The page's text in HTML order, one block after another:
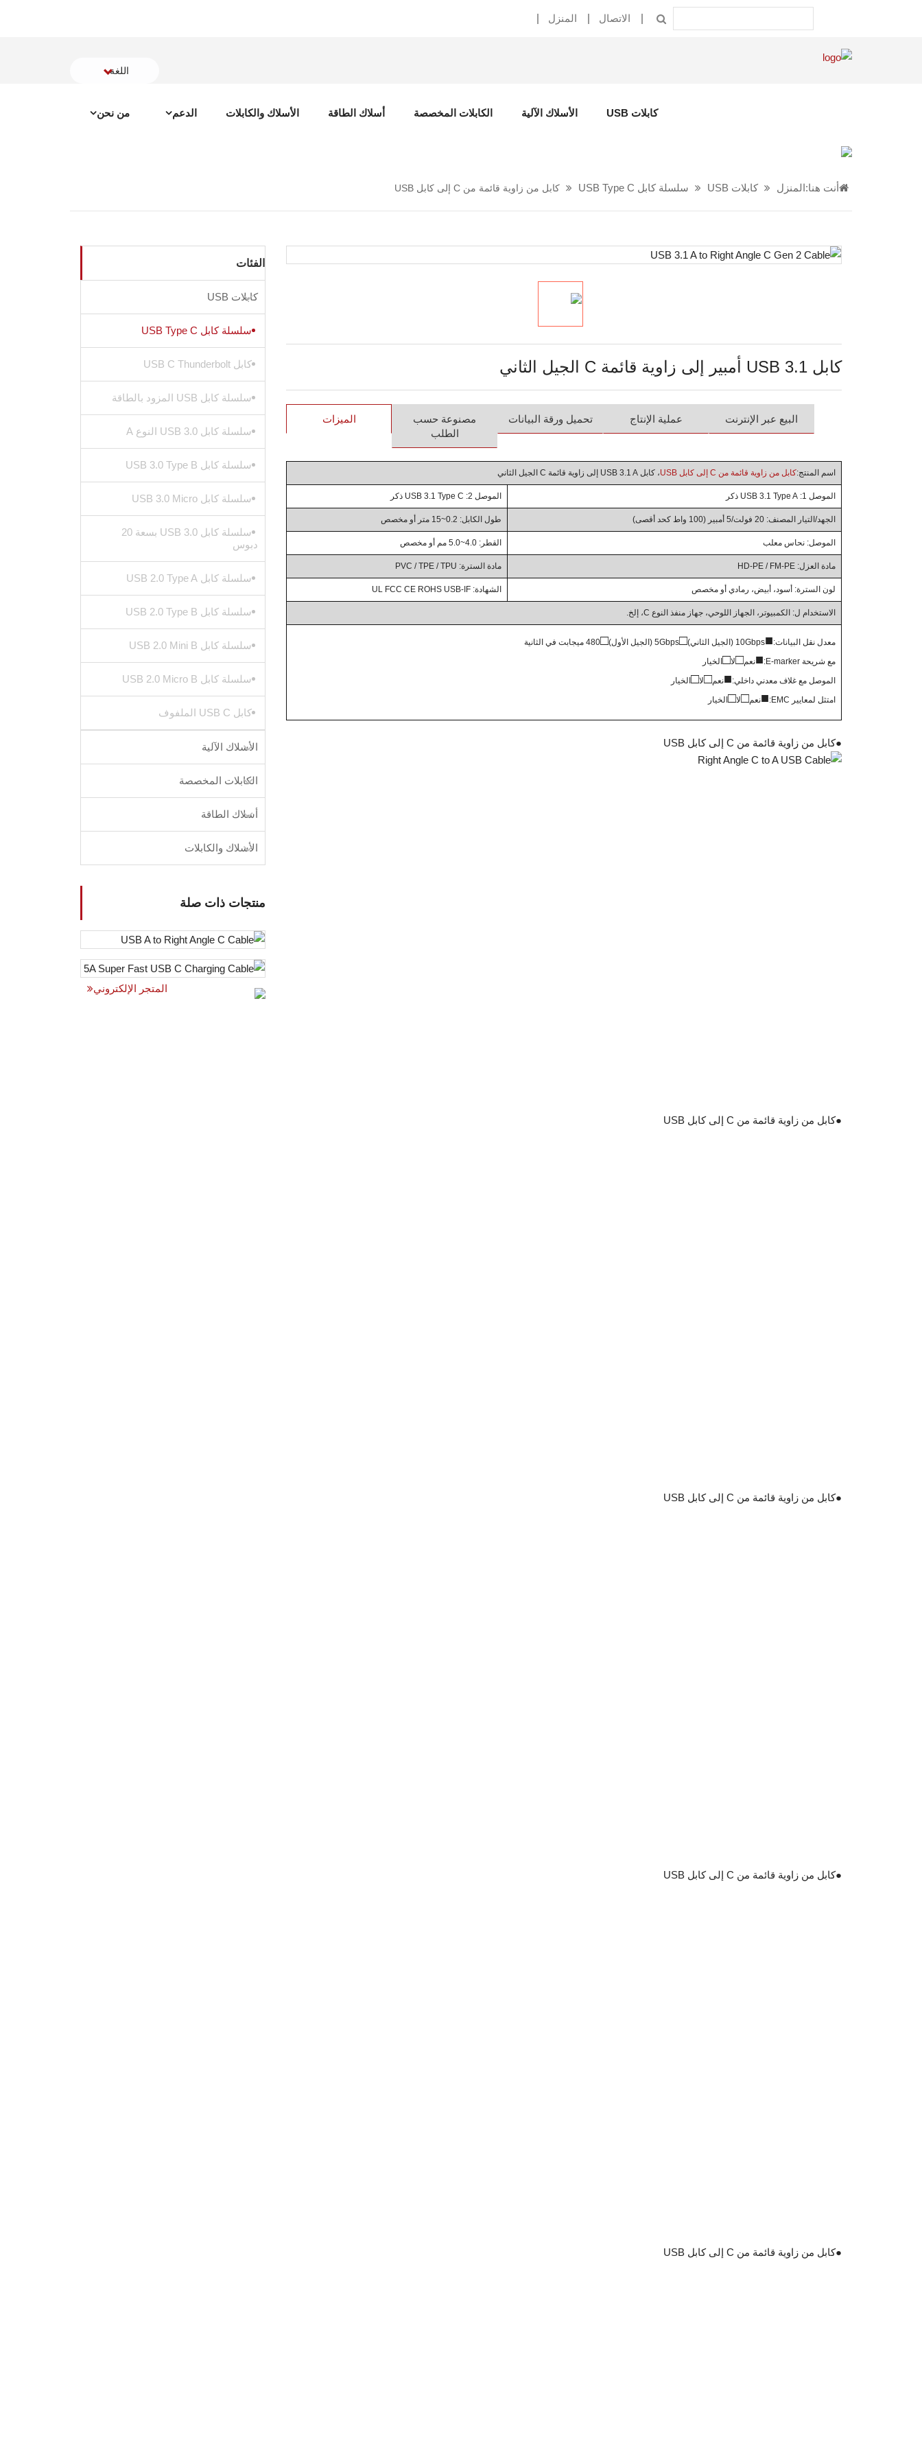
المنزل الاتصال
اللغة
كابلات USB الأسلاك الآلية الكابلات المخصصة أسلاك الطاقة الأسلاك والكابلات الدعم من نحن
أنت هنا:المنزل كابلات USB سلسلة كابل USB Type C كابل من زاوية قائمة من C إلى كابل USB
كابل USB 3.1 أمبير إلى زاوية قائمة C الجيل الثاني
الميزات
مصنوعة حسب
الطلب
تحميل ورقة البيانات عملية الإنتاج البيع عبر الإنترنت
اسم المنتج:كابل من زاوية قائمة من C إلى كابل USB ، كابل USB 3.1 A إلى زاوية قائمة C الجيل الثاني
الموصل 1: USB 3.1 Type A ذكر الموصل 2: USB 3.1 Type C ذكر
الجهد/التيار المصنف: 20 فولت/5 أمبير (100 واط كحد أقصى) طول الكابل: 0.2~15 متر أو مخصص
الموصل: نحاس معلب القطر: 4.0~5.0 مم أو مخصص
مادة العزل: HD-PE / FM-PE مادة السترة: PVC / TPE / TPU
لون السترة: أسود، أبيض، رمادي أو مخصص الشهادة: UL FCC CE ROHS USB-IF
الاستخدام ل: الكمبيوتر، الجهاز اللوحي، جهاز منفذ النوع C، إلخ.
معدل نقل البيانات:■10Gbps (الجيل الثاني) □5Gbps (الجيل الأول) □480 ميجابت في الثانية
مع شريحة E-marker:
■نعم□لا□ الخيار
الموصل مع غلاف معدني داخلي:■نعم□لا□ الخيار
امتثل لمعايير EMC:
■نعم□لا□ الخيار
●كابل من زاوية قائمة من C إلى كابل USB
●كابل من زاوية قائمة من C إلى كابل USB
●كابل من زاوية قائمة من C إلى كابل USB
●كابل من زاوية قائمة من C إلى كابل USB
●كابل من زاوية قائمة من C إلى كابل USB
الفئات
كابلات USB
سلسلة كابل USB Type C
كابل USB C Thunderbolt
سلسلة كابل USB المزود بالطاقة
سلسلة كابل USB 3.0 النوع A
سلسلة كابل USB 3.0 Type B
سلسلة كابل USB 3.0 Micro
سلسلة كابل USB 3.0 بسعة 20
دبوس
سلسلة كابل USB 2.0 Type A
سلسلة كابل USB 2.0 Type B
سلسلة كابل USB 2.0 Mini B
سلسلة كابل USB 2.0 Micro B
كابل USB C الملفوف
الأسلاك الآلية
الكابلات المخصصة
أسلاك الطاقة
الأسلاك والكابلات
منتجات ذات صلة
المتجر الإلكتروني